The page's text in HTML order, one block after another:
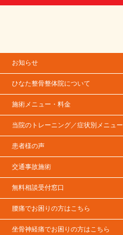
お知らせ
ひなた整骨整体院について
施術メニュー・料金
当院のトレーニング／症状別メニュー
患者様の声
交通事故施術
無料相談受付窓口
腰痛でお困りの方はこちら
坐骨神経痛でお困りの方はこちら